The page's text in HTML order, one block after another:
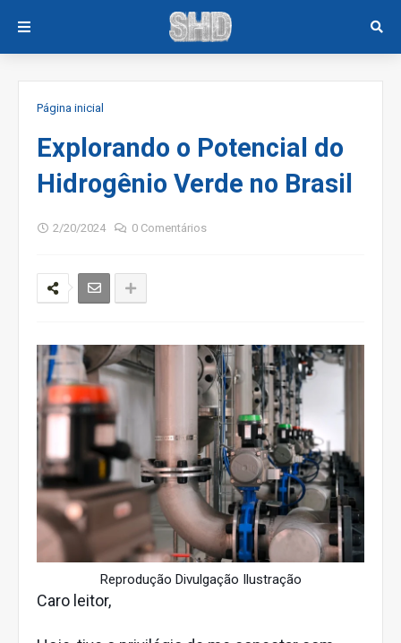
Página inicial
Explorando o Potencial do
Hidrogênio Verde no Brasil
2/20/2024 0 Comentários
Reprodução Divulgação Ilustração
Caro leitor,